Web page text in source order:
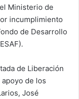
Ministerio de
incumplimiento
de Desarrollo
de Liberación
de los
José